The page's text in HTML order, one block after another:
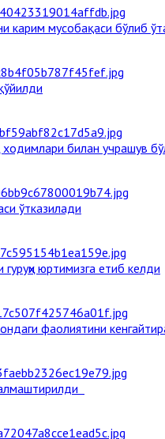
карим мусобақаси бўлиб
ходимлари билан учрашув
ўтказилади
юртимизга етиб келди
фаолиятини